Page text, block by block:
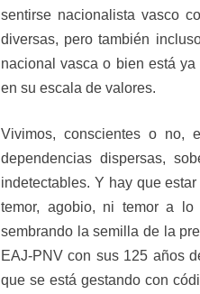
sentirse nacionalista vasco
diversas, pero también
nacional vasca o bien está
en su escala de valores.
Vivimos, conscientes o no,
dependencias dispersas,
indetectables. Y hay que
temor, agobio, ni temor a lo
sembrando la semilla de la
EAJ-PNV con sus 125 años
que se está gestando con